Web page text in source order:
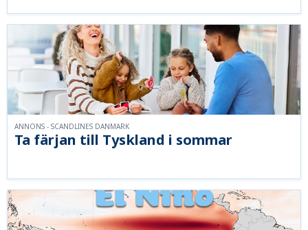
Ta färjan till Tyskland i sommar
ANNONS - SCANDLINES DANMARK